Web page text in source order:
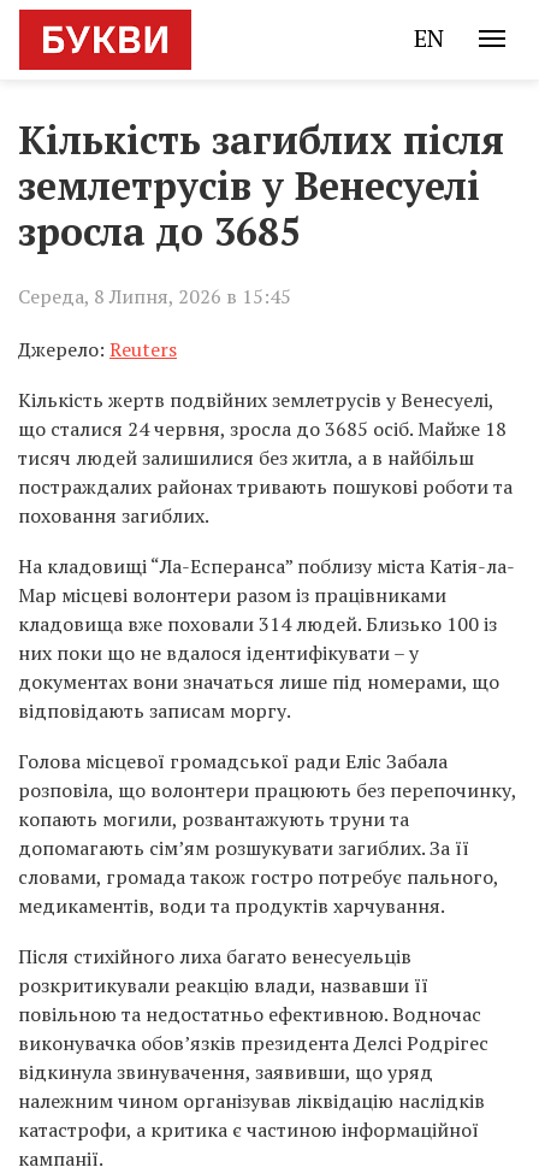
EN
Кількість загиблих після
землетрусів у Венесуелі
зросла до 3685
Середа, 8 Липня, 2026 в 15:45
Джерело: Reuters
Кількість жертв подвійних землетрусів у Венесуелі,
що сталися 24 червня, зросла до 3685 осіб. Майже 18
тисяч людей залишилися без житла, а в найбільш
постраждалих районах тривають пошукові роботи та
поховання загиблих.
На кладовищі “Ла-Есперанса” поблизу міста Катія-ла-
Мар місцеві волонтери разом із працівниками
кладовища вже поховали 314 людей. Близько 100 із
них поки що не вдалося ідентифікувати – у
документах вони значаться лише під номерами, що
відповідають записам моргу.
Голова місцевої громадської ради Еліс Забала
розповіла, що волонтери працюють без перепочинку,
копають могили, розвантажують труни та
допомагають сім’ям розшукувати загиблих. За її
словами, громада також гостро потребує пального,
медикаментів, води та продуктів харчування.
Після стихійного лиха багато венесуельців
розкритикували реакцію влади, назвавши її
повільною та недостатньо ефективною. Водночас
виконувачка обов’язків президента Делсі Родрігес
відкинула звинувачення, заявивши, що уряд
належним чином організував ліквідацію наслідків
катастрофи, а критика є частиною інформаційної
кампанії.